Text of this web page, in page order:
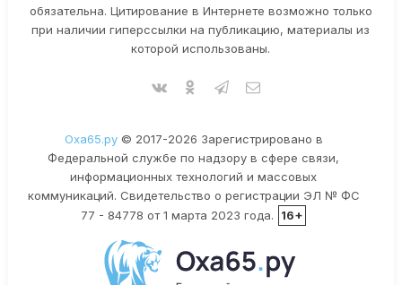
обязательна. Цитирование в Интернете возможно только
при наличии гиперссылки на публикацию, материалы из
которой использованы.
Оха65.ру© 2017-2026 Зарегистрировано в
Федеральной службе по надзору в сфере связи,
информационных технологий и массовых
коммуникаций. Свидетельство о регистрации ЭЛ № ФС
77 - 84778 от 1 марта 2023 года.
16+